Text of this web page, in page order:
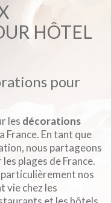
HÔTEL
pour
les décorations
France. En tant que
nous partageons
plages de France.
nos
vie chez les